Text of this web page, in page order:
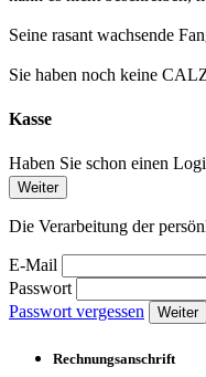
Seine rasant wachsende
Sie haben noch keine
Kasse
Haben Sie schon einen
Weiter
Die Verarbeitung der
E-Mail
Passwort
Passwort vergessen
Weiter
Rechnungsanschrift